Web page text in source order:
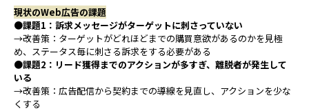
現状のWeb広告の課題
●課題1：訴求メッセージがターゲットに刺さっていない
→改善策：ターゲットがどれほどまでの購買意欲があるのかを見極
め、ステータス毎に刺さる訴求をする必要がある
●課題2：リード獲得までのアクションが多すぎ、離脱者が発生して
いる
→改善策：広告配信から契約までの導線を見直し、アクションを少な
くする